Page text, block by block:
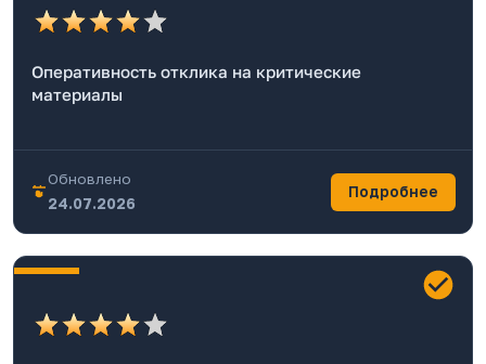
Оперативность отклика на критические
материалы
Обновлено
24.07.2026
Подробнее